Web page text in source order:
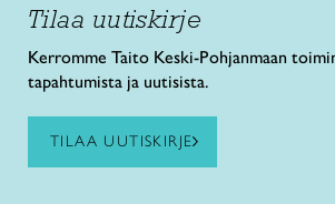
Tilaa uutiskirje
Kerromme Taito Keski-Pohjanmaan
tapahtumista ja uutisista.
TILAA UUTISKIRJE